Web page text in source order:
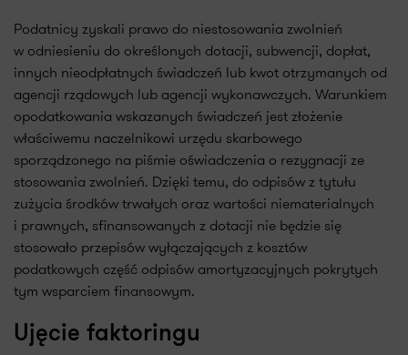
Podatnicy zyskali prawo do niestosowania zwolnień
w odniesieniu do określonych dotacji, subwencji, dopłat,
innych nieodpłatnych świadczeń lub kwot otrzymanych od
agencji rządowych lub agencji wykonawczych. Warunkiem
opodatkowania wskazanych świadczeń jest złożenie
właściwemu naczelnikowi urzędu skarbowego
sporządzonego na piśmie oświadczenia o rezygnacji ze
stosowania zwolnień. Dzięki temu, do odpisów z tytułu
zużycia środków trwałych oraz wartości niematerialnych
i prawnych, sfinansowanych z dotacji nie będzie się
stosowało przepisów wyłączających z kosztów
podatkowych część odpisów amortyzacyjnych pokrytych
tym wsparciem finansowym.
Ujęcie faktoringu